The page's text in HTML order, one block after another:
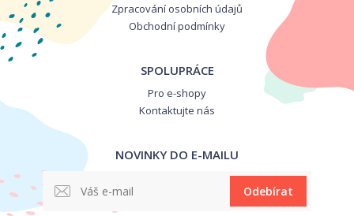
Zpracování osobních údajů
Obchodní podmínky
SPOLUPRÁCE
Pro e-shopy
Kontaktujte nás
NOVINKY DO E-MAILU
Odebírat